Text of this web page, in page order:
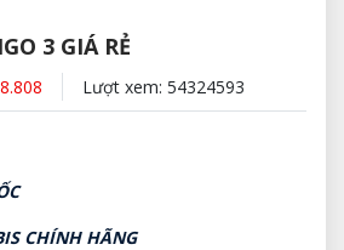
3 GIÁ RẺ
Lượt xem: 54324593
CHÍNH HÃNG